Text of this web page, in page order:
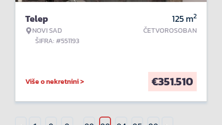
Telep
NOVI SAD
ŠIFRA: #551193
125m2
ČETVOROSOBAN
Više o nekretnini > €351.510